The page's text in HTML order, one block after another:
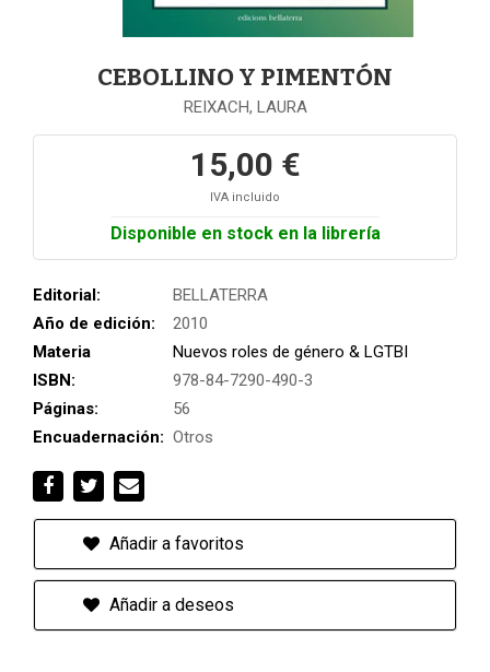
CEBOLLINO Y PIMENTÓN
REIXACH, LAURA
15,00 €
IVA incluido
Disponible en stock en la librería
Editorial:
BELLATERRA
Año de edición:
2010
Materia
Nuevos roles de género & LGTBI
ISBN:
978-84-7290-490-3
Páginas:
56
Encuadernación: Otros
Añadir a favoritos
Añadir a deseos